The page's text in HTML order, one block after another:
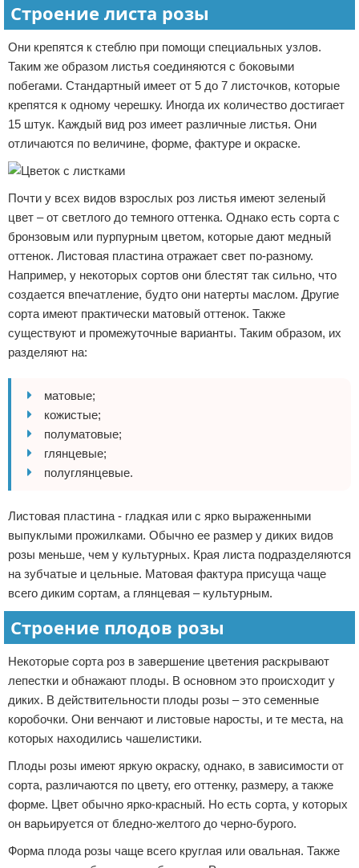
Строение листа розы
Они крепятся к стеблю при помощи специальных узлов.
Таким же образом листья соединяются с боковыми
побегами. Стандартный имеет от 5 до 7 листочков, которые
крепятся к одному черешку. Иногда их количество достигает
15 штук. Каждый вид роз имеет различные листья. Они
отличаются по величине, форме, фактуре и окраске.
Почти у всех видов взрослых роз листья имеют зеленый
цвет – от светлого до темного оттенка. Однако есть сорта с
бронзовым или пурпурным цветом, которые дают медный
оттенок. Листовая пластина отражает свет по-разному.
Например, у некоторых сортов они блестят так сильно, что
создается впечатление, будто они натерты маслом. Другие
сорта имеют практически матовый оттенок. Также
существуют и промежуточные варианты. Таким образом, их
разделяют на:
матовые;
кожистые;
полуматовые;
глянцевые;
полуглянцевые.
Листовая пластина - гладкая или с ярко выраженными
выпуклыми прожилками. Обычно ее размер у диких видов
розы меньше, чем у культурных. Края листа подразделяются
на зубчатые и цельные. Матовая фактура присуща чаще
всего диким сортам, а глянцевая – культурным.
Строение плодов розы
Некоторые сорта роз в завершение цветения раскрывают
лепестки и обнажают плоды. В основном это происходит у
диких. В действительности плоды розы – это семенные
коробочки. Они венчают и листовые наросты, и те места, на
которых находились чашелистики.
Плоды розы имеют яркую окраску, однако, в зависимости от
сорта, различаются по цвету, его оттенку, размеру, а также
форме. Цвет обычно ярко-красный. Но есть сорта, у которых
он варьируется от бледно-желтого до черно-бурого.
Форма плода розы чаще всего круглая или овальная. Также